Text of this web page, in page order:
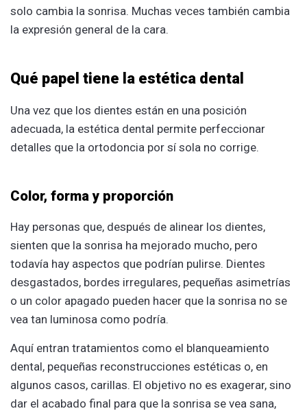
solo cambia la sonrisa. Muchas veces también cambia
la expresión general de la cara.
Qué papel tiene la estética dental
Una vez que los dientes están en una posición
adecuada, la estética dental permite perfeccionar
detalles que la ortodoncia por sí sola no corrige.
Color, forma y proporción
Hay personas que, después de alinear los dientes,
sienten que la sonrisa ha mejorado mucho, pero
todavía hay aspectos que podrían pulirse. Dientes
desgastados, bordes irregulares, pequeñas asimetrías
o un color apagado pueden hacer que la sonrisa no se
vea tan luminosa como podría.
Aquí entran tratamientos como el blanqueamiento
dental, pequeñas reconstrucciones estéticas o, en
algunos casos, carillas. El objetivo no es exagerar, sino
dar el acabado final para que la sonrisa se vea sana,